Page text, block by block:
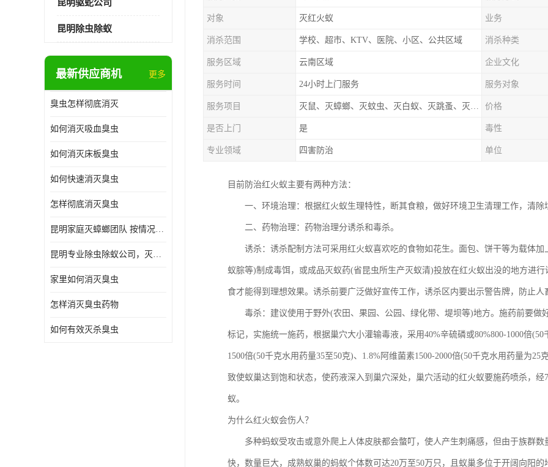
昆明驱蛇公司
昆明除虫除蚁
最新供应商机 更多
臭虫怎样彻底消灭
如何消灭吸血臭虫
如何消灭床板臭虫
如何快速消灭臭虫
怎样彻底消灭臭虫
昆明家庭灭蟑螂团队 按情况提出解决方案
昆明专业除虫除蚁公司，灭鼠，灭蟑螂，灭蚊虫，灭白蚁，灭红火蚁
家里如何消灭臭虫
怎样消灭臭虫药物
如何有效灭杀臭虫
对象 灭红火蚁 业务
消杀范围 学校、超市、KTV、医院、小区、公共区域 消杀种类
服务区域 云南区域 企业文化
服务时间 24小时上门服务 服务对象
服务项目 灭鼠、灭蟑螂、灭蚊虫、灭白蚁、灭跳蚤、灭红火蚁 价格
是否上门 是 毒性
专业领域 四害防治 单位
目前防治红火蚁主要有两种方法：
一、环境治理：根据红火蚁生理特性，断其食粮，做好环境卫生清理工作，清除
二、药物治理：药物治理分诱杀和毒杀。
诱杀：诱杀配制方法可采用红火蚁喜欢吃的食物如花生。面包、饼干等为载体加
蚁腙等)制成毒饵，或成品灭蚁药(省昆虫所生产灭蚁清)投放在红火蚁出没的地方进
食才能得到理想效果。诱杀前要广泛做好宣传工作，诱杀区内要出示警告牌，防止人
毒杀：建议使用于野外(农田、果园、公园、绿化带、堤坝等)地方。施药前要做
标记，实施统一施药，根据巢穴大小灌输毒液，采用40%辛硫磷或80%800-1000倍
1500倍(50千克水用药量35至50克)、1.8%阿维菌素1500-2000倍(50千克水用药量为
致使蚁巢达到饱和状态，使药液深入到巢穴深处，巢穴活动的红火蚁要施药喷杀，
蚁。
为什么红火蚁会伤人？
多种蚂蚁受攻击或意外爬上人体皮肤都会螫叮，使人产生刺痛感，但由于族群数
快，数量巨大，成熟蚁巢的蚂蚁个体数可达20万至50万只，且蚁巢多位于开阔向阳